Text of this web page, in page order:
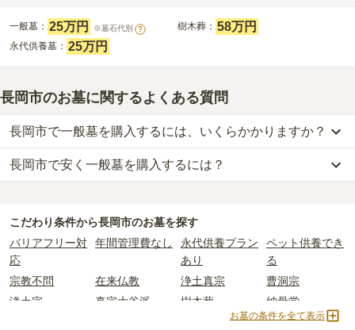
一般墓： 25万円 ※墓石代別 ? 樹木葬： 58万円
永代供養墓： 25万円
長岡市のお墓に関するよくある質問
長岡市で一般墓を購入するには、いくらかかりますか？
長岡市での購入費用の目安は、一般墓が約175万円
一般墓を建てる場合は、「永代使用料（土地代）」と「墓石代」の
長岡市の一般墓の永代使用料の平均は
平均 150.2万円 です。いずれも区画の広さや墓石の大きさ・素材に
よって変わります。
なお、お墓によっては以下の費用が別途かかる場合があります。
長岡市で安く一般墓を購入するには？
10万円 (墓石代別) からお求めいただけます。
一般的に最も費用を抑えられるのは、他の方のご遺骨と一緒に埋葬
する「合祀墓（ごうしぼ）」と呼ばれるタイプです。個別のお墓に
比べて省スペースで管理の手間がかからないため、費用が安く設定
されています。
価格の目安は、1名あたり5万円〜30万円程度です。
こだわり条件から長岡市のお墓を探す
バリアフリー対
応
年間管理費なし
永代供養プラン
あり
ペット供養でき
る
宗教不問
在来仏教 浄土真宗
曹洞宗
浄土宗
真宗大谷派 樹木葬
納骨堂
寺院墓地
お墓の条件を全て表示